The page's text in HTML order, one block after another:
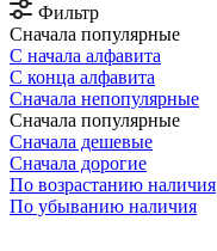
Фильтр
Сначала популярные
С начала алфавита
С конца алфавита
Сначала непопулярные
Сначала популярные
Сначала дешевые
Сначала дорогие
По возрастанию наличия
По убыванию наличия